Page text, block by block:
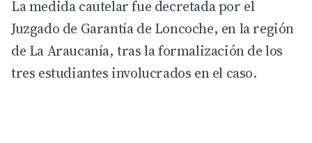
La medida cautelar fue decretada por el
Juzgado de Garantía de Loncoche, en la región
de La Araucanía, tras la formalización de los
tres estudiantes involucrados en el caso.